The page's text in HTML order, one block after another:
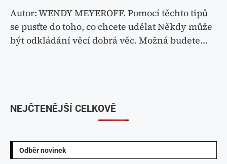
Autor: WENDY MEYEROFF. Pomocí těchto tipů
se pusťte do toho, co chcete udělat Někdy může
být odkládání věcí dobrá věc. Možná budete…
Odběr novinek
NEJČTENĚJŠÍ CELKOVĚ